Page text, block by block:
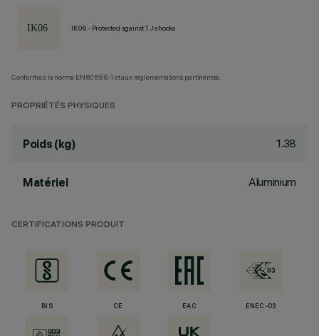
IK06 - Protected against 1 J shocks
Conforme à la norme EN60598-1 et aux réglementations pertinentes.
PROPRIÉTÉS PHYSIQUES
Poids (kg) 1.38
Matériel Aluminium
CERTIFICATIONS PRODUIT
BIS CE EAC ENEC-03